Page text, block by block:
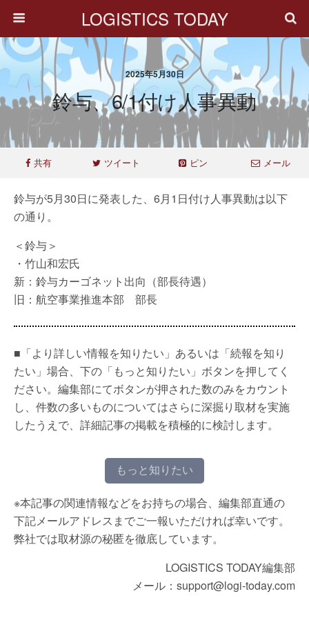
LOGISTICS TODAY
2025年5月30日
鈴与、6/1付け人事異動
共有 ツイート ピン メール
鈴与が5月30日に発表した、6月1日付け人事異動は以下
の通り。
＜鈴与＞
・竹山和宏氏
新：鈴与カーゴネット出向（部長待遇）
旧：航空事業推進本部 部長
■「より詳しい情報を知りたい」あるいは「続報を知り
たい」場合、下の「もっと知りたい」ボタンを押してく
ださい。編集部にてボタンが押された数のみをカウント
し、件数の多いものについてはさらに深掘り取材を実施
したうえで、詳細記事の掲載を積極的に検討します。
もっと知りたい
※本記事の関連情報などをお持ちの場合、編集部直通の
下記メールアドレスまでご一報いただければ幸いです。
弊社では取材源の秘匿を徹底しています。
LOGISTICS TODAY編集部
メール：support@logi-today.com